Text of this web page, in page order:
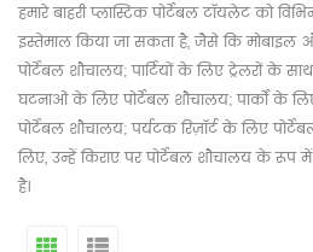
हमारे बाहरी प्लास्टिक पोर्टेबल टॉयलेट को
इस्तेमाल किया जा सकता है, जैसे कि मोबाइल
पोर्टेबल शौचालय; पार्टियों के लिए ट्रेलरों के
घटनाओं के लिए पोर्टेबल शौचालय; पार्कों के
पोर्टेबल शौचालय; पर्यटक रिज़ॉर्ट के लिए
लिए, उन्हें किराए पर पोर्टेबल शौचालय के रूप
है।